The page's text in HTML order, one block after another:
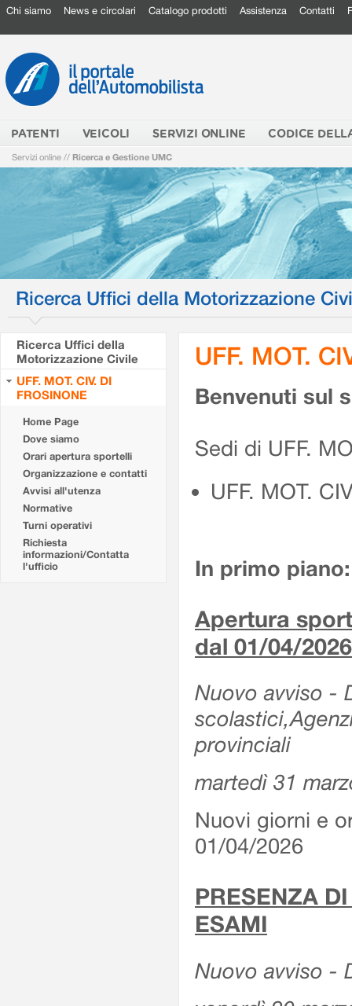
Chi siamo News e circolari Catalogo prodotti Assistenza Contatti
PATENTI VEICOLI SERVIZI ONLINE CODICE
Servizi online // Ricerca e Gestione UMC
Ricerca Uffici della Motorizzazione
Ricerca Uffici della
Motorizzazione Civile
UFF. MOT. CIV. DI
FROSINONE
Home Page
Dove siamo
Orari apertura sportelli
Organizzazione e contatti
Avvisi all'utenza
Normative
Turni operativi
Richiesta
informazioni/Contatta
l'ufficio
UFF. MOT.
Benvenuti sul
Sedi di UFF.
UFF. MOT.
In primo piano:
Apertura
dal 01/04/2026
Nuovo avviso -
provinciali
martedì 31
Nuovi giorni e
01/04/2026
PRESENZA
ESAMI
Nuovo avviso -